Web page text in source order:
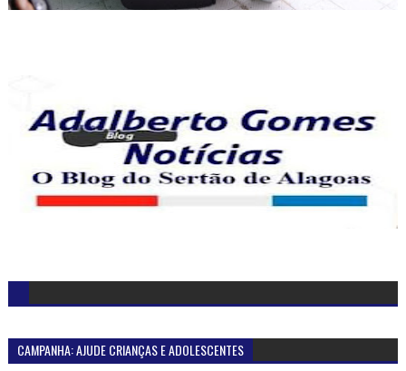
CAMPANHA: AJUDE CRIANÇAS E ADOLESCENTES